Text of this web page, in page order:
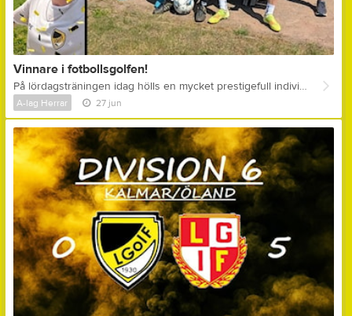
Vinnare i fotbollsgolfen!
På lördagsträningen idag hölls en mycket prestigefull individuell runda i fotbollsgolf på 5 stycken "hål" TOPP 3 såg ut enligt följande: 1:a - Peter Engman - 18 sparkar (Nytt banrekord!) 2:a - Olle Bjelkendal - 24 sparkar 3:a - Herman Holmén & Oskar Feltendahl - 25 sparkar Kommentar ifrån assisterande tränare Peter Engman: " - Positivt överraskad över min egna prestation faktiskt! Och det var nog inte många som trodde att jag kunde hantera en boll, men fotboll är ju faktiskt ganska enkelt så länge man slipper springa egentligen.. Och springa det är jag ju på tok för gammal för, så det överlåter jag gärna åt spelarna och där är dom ju bättre än mig iallafall! Nu ska jag ligga i hårdträning resten av sommaren inför VM i fotbollsgolf som avgörs i slutet av augusti i Mongoliet! "
A-lag Herrar 27 jun